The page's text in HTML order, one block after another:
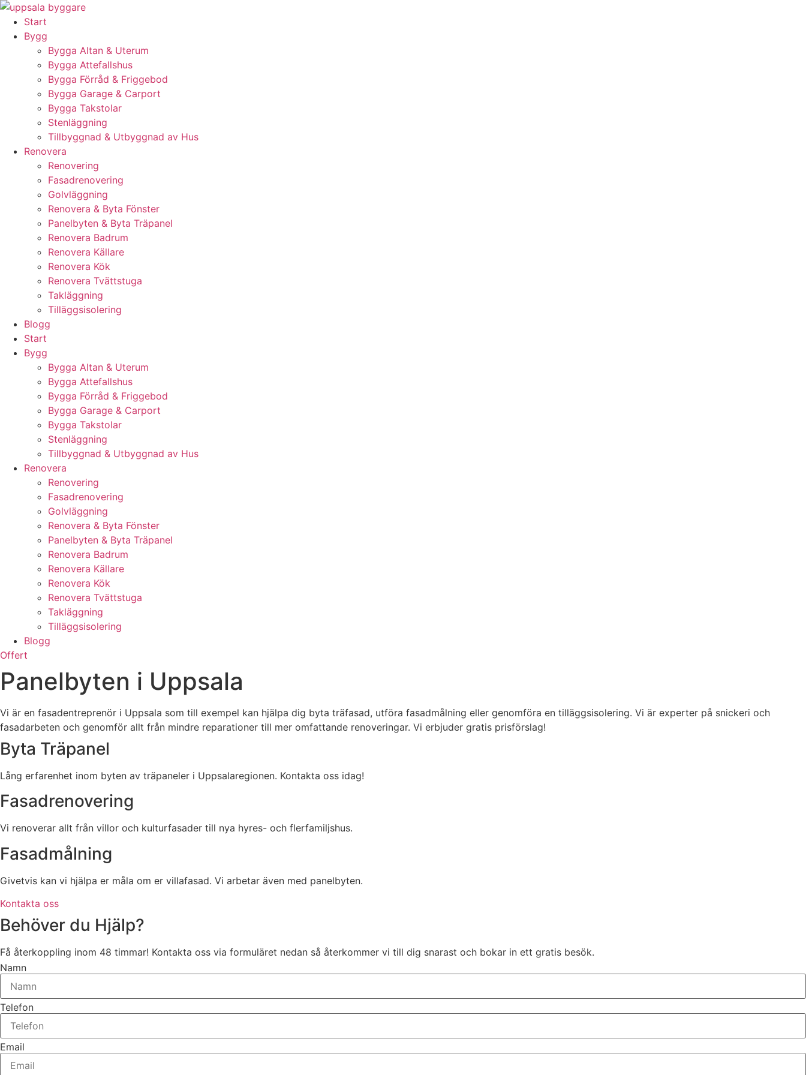
Skip
content
Start
Bygg
Bygga Altan & Uterum
Bygga Attefallshus
Bygga Förråd & Friggebod
Bygga Garage & Carport
Bygga Takstolar
Stenläggning
Tillbyggnad & Utbyggnad av Hus
Renovera
Renovering
Fasadrenovering
Golvläggning
Renovera & Byta Fönster
Panelbyten & Byta Träpanel
Renovera Badrum
Renovera Källare
Renovera Kök
Renovera Tvättstuga
Takläggning
Tilläggsisolering
Blogg
Start
Bygg
Bygga Altan & Uterum
Bygga Attefallshus
Bygga Förråd & Friggebod
Bygga Garage & Carport
Bygga Takstolar
Stenläggning
Tillbyggnad & Utbyggnad av Hus
Renovera
Renovering
Fasadrenovering
Golvläggning
Renovera & Byta Fönster
Panelbyten & Byta Träpanel
Renovera Badrum
Renovera Källare
Renovera Kök
Renovera Tvättstuga
Takläggning
Tilläggsisolering
Blogg
Offert
Panelbyten i Uppsala
Vi är en fasadentreprenör i Uppsala som till exempel kan hjälpa dig byta träfasad, utföra fasadmålning eller genomföra en tilläggsisolering. Vi är experter på snickeri och
fasadarbeten och genomför allt från mindre reparationer till mer omfattande renoveringar. Vi erbjuder gratis prisförslag!
Byta Träpanel
Lång erfarenhet inom byten av träpaneler i Uppsalaregionen. Kontakta oss idag!
Fasadrenovering
Vi renoverar allt från villor och kulturfasader till nya hyres- och flerfamiljshus.
Fasadmålning
Givetvis kan vi hjälpa er måla om er villafasad. Vi arbetar även med panelbyten.
Kontakta oss
Behöver du Hjälp?
Få återkoppling inom 48 timmar! Kontakta oss via formuläret nedan så återkommer vi till dig snarast och bokar in ett gratis besök.
Namn
Telefon
Email